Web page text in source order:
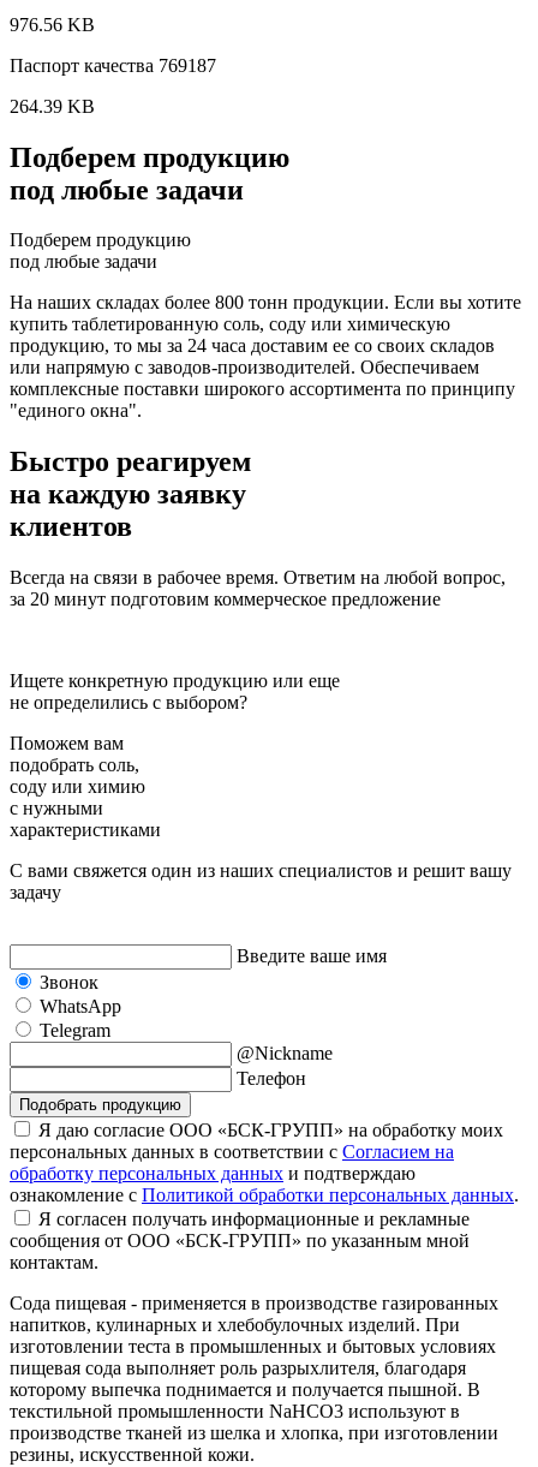
976.56 KB
Паспорт качества 769187
264.39 KB
Подберем продукцию
под любые задачи
Подберем продукцию
под любые задачи
На наших складах более 800 тонн продукции. Если вы хотите
купить таблетированную соль, соду или химическую
продукцию, то мы за 24 часа доставим ее со своих складов
или напрямую с заводов-производителей. Обеспечиваем
комплексные поставки широкого ассортимента по принципу
"единого окна".
Быстро реагируем
на каждую заявку
клиентов
Всегда на связи в рабочее время. Ответим на любой вопрос,
за 20 минут подготовим коммерческое предложение
Ищете конкретную продукцию или еще
не определились с выбором?
Поможем вам
подобрать соль,
соду или химию
с нужными
характеристиками
С вами свяжется один из наших специалистов и решит вашу
задачу
Введите ваше имя
Звонок
WhatsApp
Telegram
@Nickname
Телефон
Подобрать продукцию
Я даю согласие ООО «БСК-ГРУПП» на обработку моих
персональных данных в соответствии с Согласием на
обработку персональных данных и подтверждаю
ознакомление с Политикой обработки персональных данных.
Я согласен получать информационные и рекламные
сообщения от ООО «БСК-ГРУПП» по указанным мной
контактам.
Сода пищевая - применяется в производстве газированных
напитков, кулинарных и хлебобулочных изделий. При
изготовлении теста в промышленных и бытовых условиях
пищевая сода выполняет роль разрыхлителя, благодаря
которому выпечка поднимается и получается пышной. В
текстильной промышленности NaHCO3 используют в
производстве тканей из шелка и хлопка, при изготовлении
резины, искусственной кожи.